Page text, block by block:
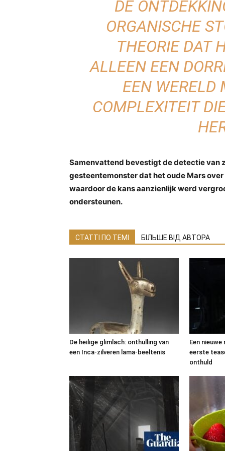
DE
ORGANISCHE
THEORIE DAT
ALLEEN EEN
EEN WERELD
COMPLEXITEIT
Samenvattend bevestigt de detectie van
gesteentemonster dat het oude Mars
waardoor de kans aanzienlijk werd
ondersteunen.
СТАТТІ ПО ТЕМІ БІЛЬШЕ ВІД АВТОРА
De heilige glimlach: onthulling van
een Inca-zilveren lama-beeltenis
Een
eerste
onthuld